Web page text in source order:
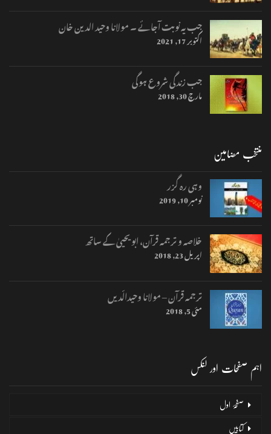
جب یہ نوبت آجائے ۔ مولانا وحید الدین خان
اکتوبر 17, 2021
جب زندگی شروع ہوگی
مارچ 30, 2018
منتخب مضامین
وہی رہ گزر
نومبر 10, 2019
خلاصہ و ترجمہ قرآن، ابو یحییٰ کے ساتھ
اپریل 23, 2018
ترجمہ قرآن – مولانا وحیدالّدیں
مئی 5, 2018
اہم صفحات اور لنکس
صفحۂ اول
کتابیں